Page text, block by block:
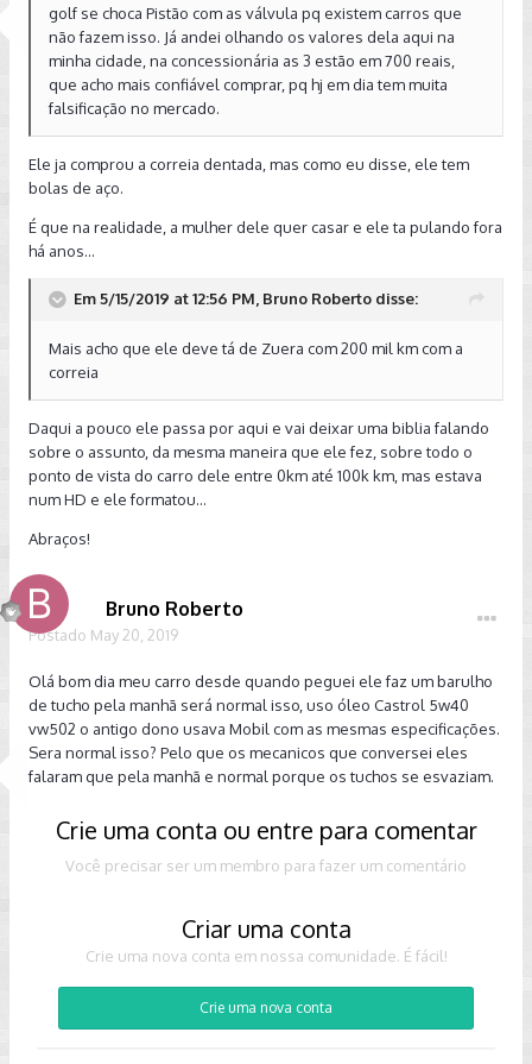
golf se choca Pistão com as válvula pq existem carros que
não fazem isso. Já andei olhando os valores dela aqui na
minha cidade, na concessionária as 3 estão em 700 reais,
que acho mais confiável comprar, pq hj em dia tem muita
falsificação no mercado.
Ele ja comprou a correia dentada, mas como eu disse, ele tem
bolas de aço.
É que na realidade, a mulher dele quer casar e ele ta pulando fora
há anos...
Em 5/15/2019 at 12:56 PM, Bruno Roberto disse:
Mais acho que ele deve tá de Zuera com 200 mil km com a
correia
Daqui a pouco ele passa por aqui e vai deixar uma biblia falando
sobre o assunto, da mesma maneira que ele fez, sobre todo o
ponto de vista do carro dele entre 0km até 100k km, mas estava
num HD e ele formatou...
Abraços!
Bruno Roberto
Postado May 20, 2019
Olá bom dia meu carro desde quando peguei ele faz um barulho
de tucho pela manhã será normal isso, uso óleo Castrol 5w40
vw502 o antigo dono usava Mobil com as mesmas especificações.
Sera normal isso? Pelo que os mecanicos que conversei eles
falaram que pela manhã e normal porque os tuchos se esvaziam.
Crie uma conta ou entre para comentar
Você precisar ser um membro para fazer um comentário
Criar uma conta
Crie uma nova conta em nossa comunidade. É fácil!
Crie uma nova conta